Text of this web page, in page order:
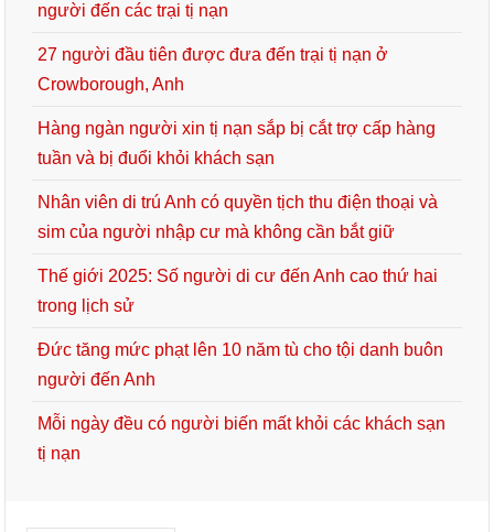
người đến các trại tị nạn
27 người đầu tiên được đưa đến trại tị nạn ở
Crowborough, Anh
Hàng ngàn người xin tị nạn sắp bị cắt trợ cấp hàng
tuần và bị đuổi khỏi khách sạn
Nhân viên di trú Anh có quyền tịch thu điện thoại và
sim của người nhập cư mà không cần bắt giữ
Thế giới 2025: Số người di cư đến Anh cao thứ hai
trong lịch sử
Đức tăng mức phạt lên 10 năm tù cho tội danh buôn
người đến Anh
Mỗi ngày đều có người biến mất khỏi các khách sạn
tị nạn